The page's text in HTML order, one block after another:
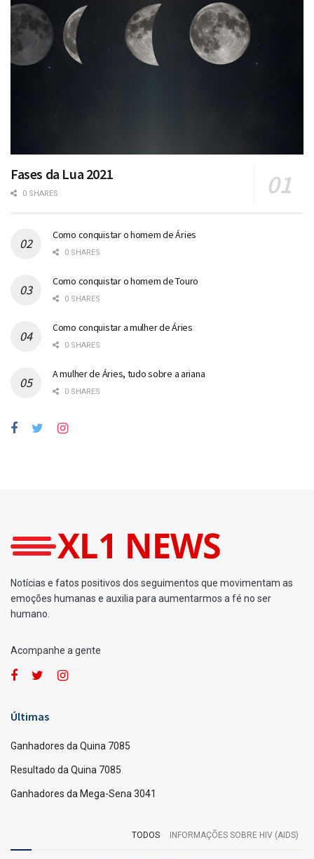
Fases da Lua 2021
0 SHARES
Como conquistar o homem de Áries
0 SHARES
Como conquistar o homem de Touro
0 SHARES
Como conquistar a mulher de Áries
0 SHARES
A mulher de Áries, tudo sobre a ariana
0 SHARES
Notícias e fatos positivos dos seguimentos que movimentam as
emoções humanas e auxilia para aumentarmos a fé no ser
humano.
Acompanhe a gente
Últimas
Ganhadores da Quina 7085
Resultado da Quina 7085
Ganhadores da Mega-Sena 3041
TODOS INFORMAÇÕES SOBRE HIV (AIDS)